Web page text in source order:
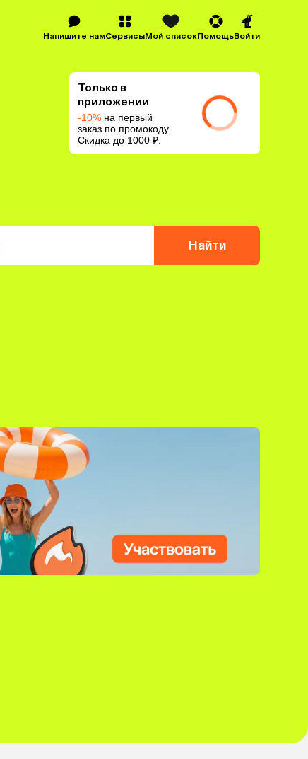
Напишите намСервисыМой списокПомощьВойти
Только в
приложении
-10% на первый
заказ по промокоду.
Скидка до 1000 ₽.
Найти